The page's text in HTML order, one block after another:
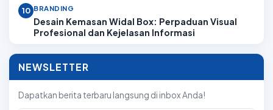
10 BRANDING
Desain Kemasan Widal Box: Perpaduan Visual
Profesional dan Kejelasan Informasi
NEWSLETTER
Dapatkan berita terbaru langsung di inbox Anda!